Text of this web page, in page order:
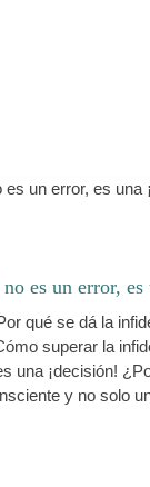
es un error, es
qué se dá la
superar la
una ¡decisión!
y no solo